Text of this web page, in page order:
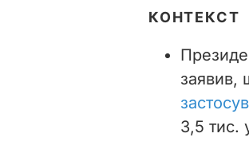
КОНТЕКСТ
заявив,
3,5 тис.